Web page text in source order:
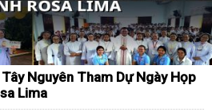
Nguyên Tham Dự Ngày Họp
Lima